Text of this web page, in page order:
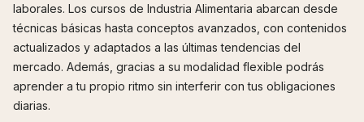
laborales. Los cursos de Industria Alimentaria abarcan desde
técnicas básicas hasta conceptos avanzados, con contenidos
actualizados y adaptados a las últimas tendencias del
mercado. Además, gracias a su modalidad flexible podrás
aprender a tu propio ritmo sin interferir con tus obligaciones
diarias.